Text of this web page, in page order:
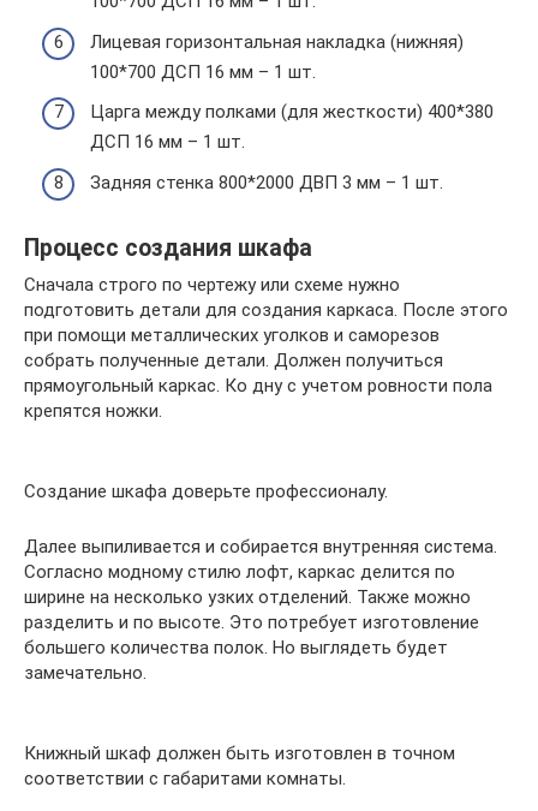
Лицевая горизонтальная накладка (нижняя)
100*700 ДСП 16 мм – 1 шт.
Царга между полками (для жесткости) 400*380
ДСП 16 мм – 1 шт.
Задняя стенка 800*2000 ДВП 3 мм – 1 шт.
Процесс создания шкафа
Сначала строго по чертежу или схеме нужно
подготовить детали для создания каркаса. После этого
при помощи металлических уголков и саморезов
собрать полученные детали. Должен получиться
прямоугольный каркас. Ко дну с учетом ровности пола
крепятся ножки.
Создание шкафа доверьте профессионалу.
Далее выпиливается и собирается внутренняя система.
Согласно модному стилю лофт, каркас делится по
ширине на несколько узких отделений. Также можно
разделить и по высоте. Это потребует изготовление
большего количества полок. Но выглядеть будет
замечательно.
Книжный шкаф должен быть изготовлен в точном
соответствии с габаритами комнаты.